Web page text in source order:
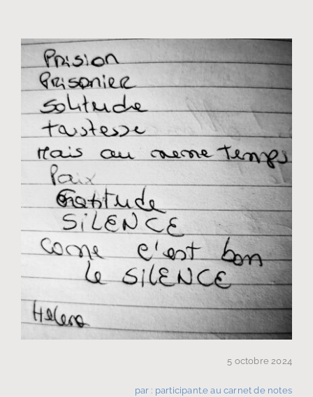
5 octobre 2024
par : participant.e au carnet de notes